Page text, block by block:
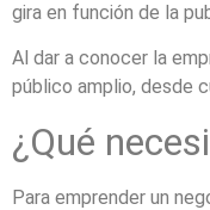
gira en función de la
Al dar a conocer la
público amplio, desde
¿Qué
Para emprender un